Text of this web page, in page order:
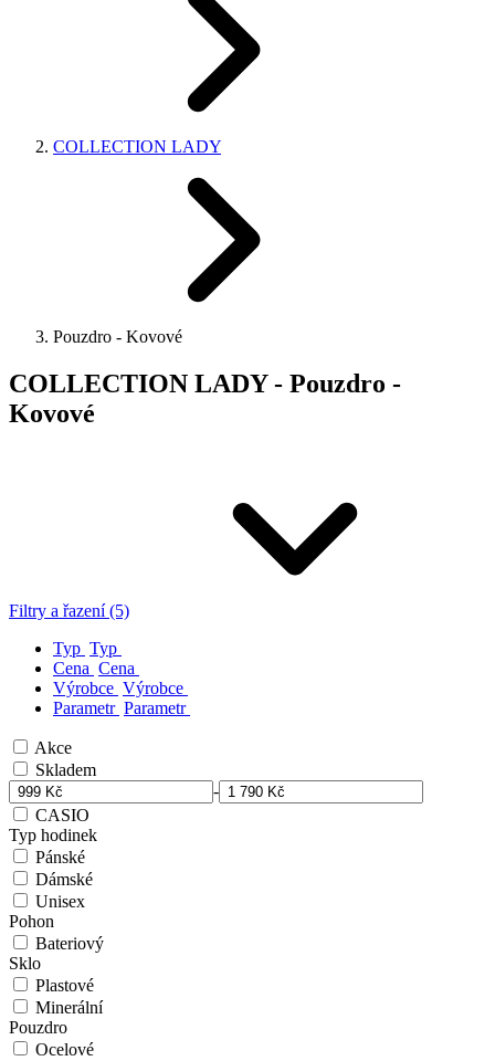
COLLECTION LADY
Pouzdro - Kovové
COLLECTION LADY - Pouzdro -
Kovové
Filtry a řazení (5)
Typ Typ
Cena Cena
Výrobce Výrobce
Parametr Parametr
Akce
Skladem
-
CASIO
Typ hodinek
Pánské
Dámské
Unisex
Pohon
Bateriový
Sklo
Plastové
Minerální
Pouzdro
Ocelové